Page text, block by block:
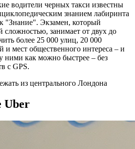
водители черных такси известны
знанием лабиринта
"Знание". Экзамен, который
сложностью, занимает от двух до
более 25 000 улиц, 20 000
и мест общественного интереса – и
ними как можно быстрее – без
с GPS.
из центрального Лондона
Uber